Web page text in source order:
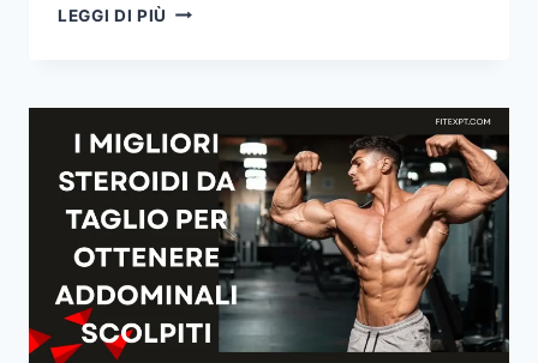
LEGGI DI PIÙ
PER
I
PRINCIPIANTI
(PIÙ
3
DA
EVITARE)